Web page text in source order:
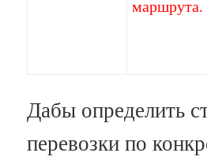
маршрута.
Дабы определить
перевозки по